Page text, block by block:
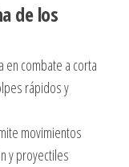
de los
en combate a corta
rápidos y
movimientos
y proyectiles